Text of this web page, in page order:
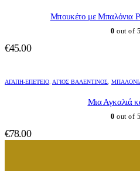
Μπουκέτο με Μπαλόνια
0 out of 5
€45.00
ΑΓΆΠΗ-ΕΠΈΤΕΙΟ ΆΓΙΟΣ ΒΑΛΕΝΤΊΝΟΣ
Μια Αγκαλιά
0 out of 5
€78.00